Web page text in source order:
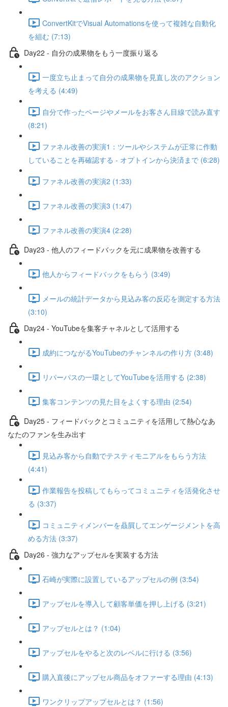
ConvertKitでVisual Automationsを使って複雑な自動化
を組む (7:13)
Day22 - 自分の成果物をもう一度振り返る
一度立ち止まって自分の成果物を見直し次のアクション
を考える (4:49)
自分で作ったページやメールをお客さん目線で読み直す
(8:21)
ファネル改善の実演1：ツールやシステムが正常に作動
していることを再確認する - オプトインから決済まで (6:28)
ファネル改善の実演2 (1:33)
ファネル改善の実演3 (1:47)
ファネル改善の実演4 (2:28)
Day23 - 他人のフィードバックを元に成果物を改善する
他人からフィードバックをもらう (3:49)
メールの統計データから見込み客の反応を測定する方法
(3:10)
Day24 - YouTubeを集客チャネルとして活用する
成約につながるYouTubeのチャンネルの作り方 (3:48)
リパーパスの一環としてYouTubeを活用する (2:38)
集客コンテンツの見た目をよくする理由 (2:54)
Day25 - フィードバックとコミュニティを活用して熱心なあ
なたのファンを生み出す
見込み客から自動でテスティモニアルをもらう方法
(4:41)
作業報告を投稿してもらってコミュニティを活発化させ
る (3:37)
コミュニティメンバーを贔屓してエンゲージメントを高
める方法 (3:37)
Day26 - 強力なアップセルを実装する方法
石崎が実際に設置しているアップセルの例 (3:54)
アップセルを導入して顧客単価を押し上げる (3:21)
アップセルとは？ (1:04)
アップセルをやると次のレベルに行ける (3:56)
購入直後にアップセル商品をオファーする理由 (4:13)
ワンクリップアップセルとは？ (1:56)